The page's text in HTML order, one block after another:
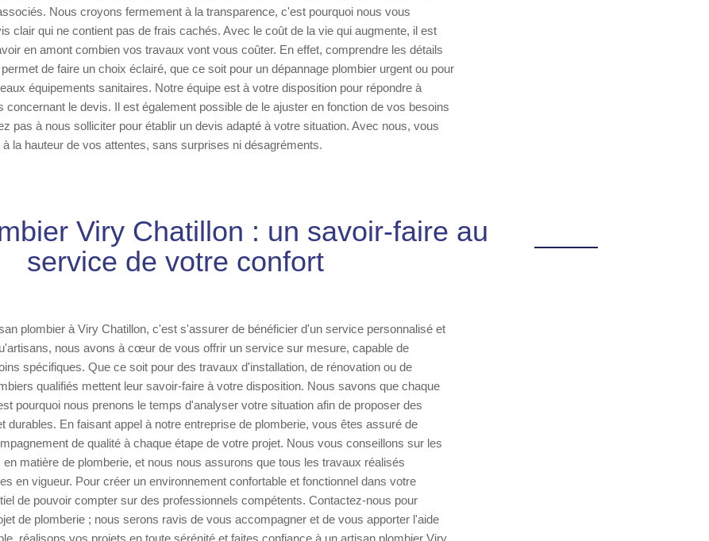
Nous croyons fermement à la transparence, c'est pourquoi nous vous
clair qui ne contient pas de frais cachés. Avec le coût de la vie qui augmente, il est
en amont combien vos travaux vont vous coûter. En effet, comprendre les détails
de faire un choix éclairé, que ce soit pour un dépannage plombier urgent ou pour
équipements sanitaires. Notre équipe est à votre disposition pour répondre à
concernant le devis. Il est également possible de le ajuster en fonction de vos besoins
pas à nous solliciter pour établir un devis adapté à votre situation. Avec nous, vous
la hauteur de vos attentes, sans surprises ni désagréments.
Viry Chatillon : un savoir-faire au
service de votre confort
plombier à Viry Chatillon, c'est s'assurer de bénéficier d'un service personnalisé et
nous avons à cœur de vous offrir un service sur mesure, capable de
spécifiques. Que ce soit pour des travaux d'installation, de rénovation ou de
qualifiés mettent leur savoir-faire à votre disposition. Nous savons que chaque
pourquoi nous prenons le temps d'analyser votre situation afin de proposer des
durables. En faisant appel à notre entreprise de plomberie, vous êtes assuré de
de qualité à chaque étape de votre projet. Nous vous conseillons sur les
en matière de plomberie, et nous nous assurons que tous les travaux réalisés
en vigueur. Pour créer un environnement confortable et fonctionnel dans votre
de pouvoir compter sur des professionnels compétents. Contactez-nous pour
de plomberie ; nous serons ravis de vous accompagner et de vous apporter l'aide
réalisons vos projets en toute sérénité et faites confiance à un artisan plombier Viry